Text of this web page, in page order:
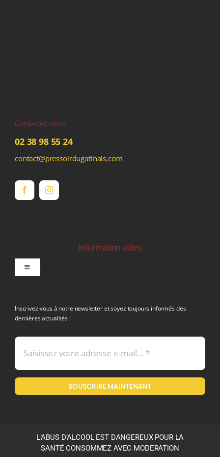
Contactez-nous
02 38 98 55 24
contact@pressoirdugatinais.com
Information utiles
Toggle
Mentions légales
Politique en matière de remboursements et de retours
Inscrivez-vous à notre newsletter et soyez toujours informés des
dernières actualités !
SOUSCRIRE MAINTENANT
L’ABUS D’ALCOOL EST DANGEREUX POUR LA
SANTÉ CONSOMMEZ AVEC MODERATION